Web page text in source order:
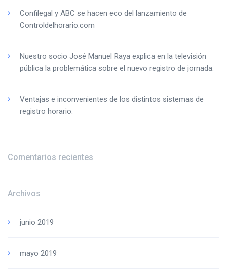
Confilegal y ABC se hacen eco del lanzamiento de
Controldelhorario.com
Nuestro socio José Manuel Raya explica en la televisión
pública la problemática sobre el nuevo registro de jornada.
Ventajas e inconvenientes de los distintos sistemas de
registro horario.
Comentarios recientes
Archivos
junio 2019
mayo 2019